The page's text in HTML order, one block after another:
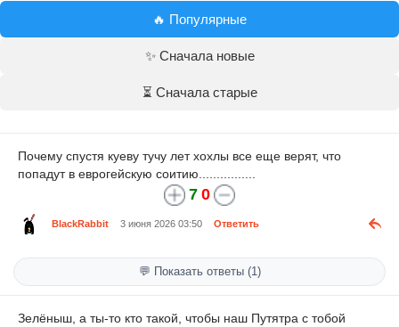
🔥 Популярные
✨ Сначала новые
⏳ Сначала старые
Почему спустя куеву тучу лет хохлы все еще верят, что
попадут в еврогейскую соитию................
7 0
BlackRabbit 3 июня 2026 03:50 Ответить
💬 Показать ответы (1)
Зелёныш, а ты-то кто такой, чтобы наш Путятра с тобой